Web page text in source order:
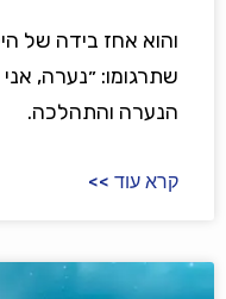
והוא אחז בידה של
שתרגומו: ״נערה,
הנערה והתהלכה.
קרא עוד >>